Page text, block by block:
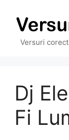
conținut
Versuri
Dj
Fi